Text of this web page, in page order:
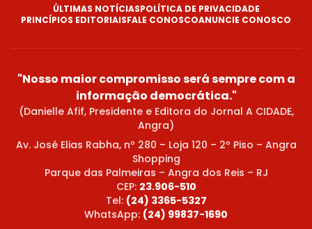
ÚLTIMAS NOTÍCIASPOLÍTICA DE PRIVACIDADE
PRINCÍPIOS EDITORIAISFALE CONOSCOANUNCIE CONOSCO
"Nosso maior compromisso será sempre com a
informação democrática."
(Danielle Afif, Presidente e Editora do Jornal A CIDADE,
Angra)
Av. José Elias Rabha, nº 280 – Loja 120 – 2º Piso – Angra
Shopping
Parque das Palmeiras – Angra dos Reis – RJ
CEP: 23.906-510
Tel: (24) 3365-5327
WhatsApp: (24) 99837-1690